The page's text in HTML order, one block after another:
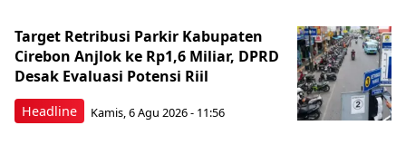
Headline
Target Retribusi Parkir Kabupaten
Cirebon Anjlok ke Rp1,6 Miliar, DPRD
Desak Evaluasi Potensi Riil
Kamis, 6 Agu 2026 - 11:56